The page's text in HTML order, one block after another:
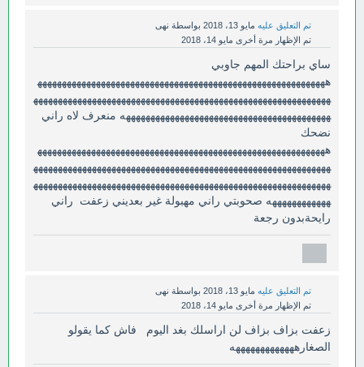
تم التعليق عليه مايو 13، 2018 بواسطة نهى
تم الإظهار مرة أخرى مايو 14، 2018
ساي براحتك المهم جاوبي
هههههههههههههههههههههههههههههههههههههههههههههههههههههههههههه
ههههههههههههههههههههههههههههههههههههههههههههههههههههههههههههه
ههههههههههههههههههههههههههههههههههههههههههه منعرف لاه راني
نضحك
هههههههههههههههههههههههههههههههههههههههههههههههههههههههههههه
ههههههههههههههههههههههههههههههههههههههههههههههههههههههههههههه
ههههههههههههههههههههههههههههههههههههههههههههههههههههههههههههه
ههههههههههههه صحوبتي راني مهبولة غير بعديني زعفت راني
رايحةبدون رجعة
تم التعليق عليه مايو 13، 2018 بواسطة نهى
تم الإظهار مرة أخرى مايو 14، 2018
زعفت بزاف بزاف لن اراسلك بغد اليوم فاش كما يقولو
الصغارهههههههههههههه